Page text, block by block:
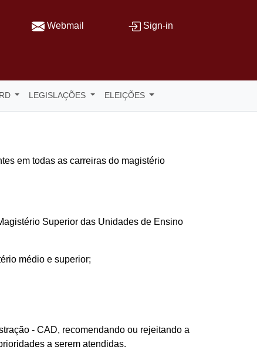
Webmail Sign-in
RD LEGISLAÇÕES ELEIÇÕES
em todas as carreiras do magistério
Superior das Unidades de Ensino
médio e superior;
- CAD, recomendando ou rejeitando a
a serem atendidas.